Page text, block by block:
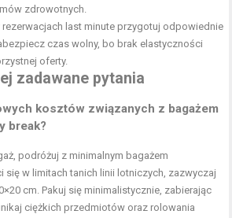
zdrowotnych.
rezerwacjach last minute przygotuj odpowiednie
czas wolny, bo brak elastyczności
oferty.
zadawane pytania
kosztów związanych z bagażem
break?
podróżuj z minimalnym bagażem
się w limitach tanich linii lotniczych, zazwyczaj
cm. Pakuj się minimalistycznie, zabierając
ciężkich przedmiotów oraz rolowania